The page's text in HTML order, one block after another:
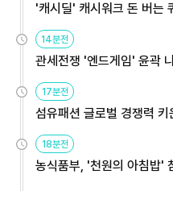
'캐시딜' 캐시워크 돈 버는
14분전
관세전쟁 '엔드게임' 윤곽
용해야
17분전
섬유패션 글로벌 경쟁력
원
18분전
농식품부, '천원의 아침밥'